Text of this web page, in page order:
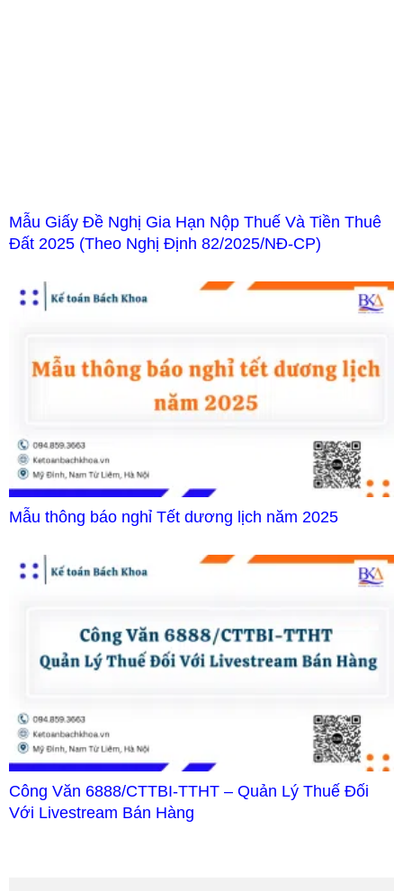
Mẫu Giấy Đề Nghị Gia Hạn Nộp Thuế Và Tiền Thuê
Đất 2025 (Theo Nghị Định 82/2025/NĐ-CP)
Mẫu thông báo nghỉ Tết dương lịch năm 2025
Công Văn 6888/CTTBI-TTHT – Quản Lý Thuế Đối
Với Livestream Bán Hàng